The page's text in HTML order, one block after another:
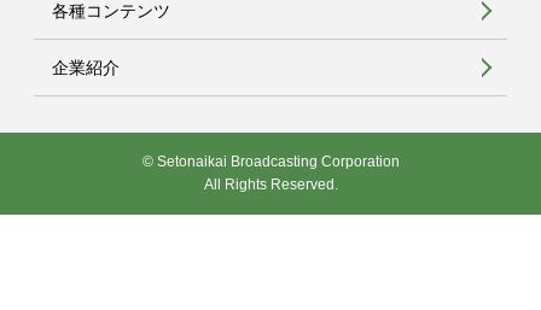
各種コンテンツ
企業紹介
© Setonaikai Broadcasting Corporation
All Rights Reserved.